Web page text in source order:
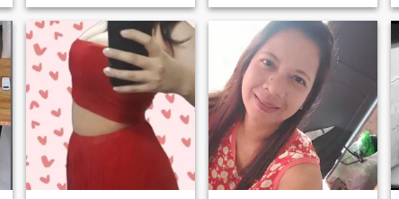
familiares, ir al cine, viajar,
odio las mentiras y valoro y le
tengo mucho respecto a la
vida..!!! Si te interesa
conocerme me descubrirás
poco a poco.
gusta conocer nuevos
lugares, bailar y tengo buen
sentido del humor... No me
gusta complicarme la vida,
pues es una sola y hay que
vivirla, con mucho amor y
pasión!